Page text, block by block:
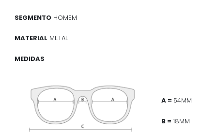
SEGMENTO HOMEM
MATERIAL METAL
MEDIDAS
A = 54MM
B = 18MM